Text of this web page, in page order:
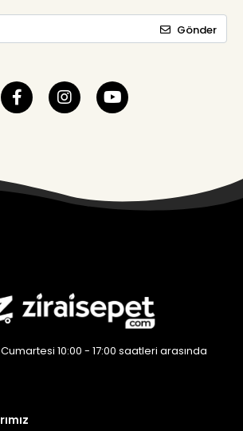
Gönder
10:00 - 17:00 saatleri arasında